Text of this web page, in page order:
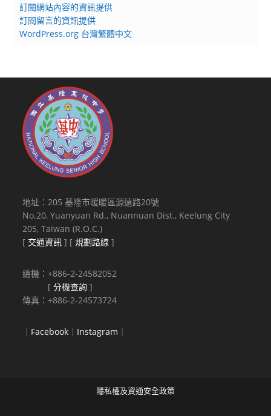
訂閱網站內容的資訊提供
訂閱留言的資訊提供
WordPress.org 台灣繁體中文
地址：205 基隆市暖暖區源遠路20號
No.20, Yuanyuan Rd., Nuannuan Dist., Keelung City
205, Taiwan (R.O.C.)
[ 交通資訊 ] [規劃路線 ]
總機：+886-2-24582052
[分機查詢 ]
傳真：+886-2-24573724
｜ Facebook ｜ Instagram ｜
隱私權及資通安全政策